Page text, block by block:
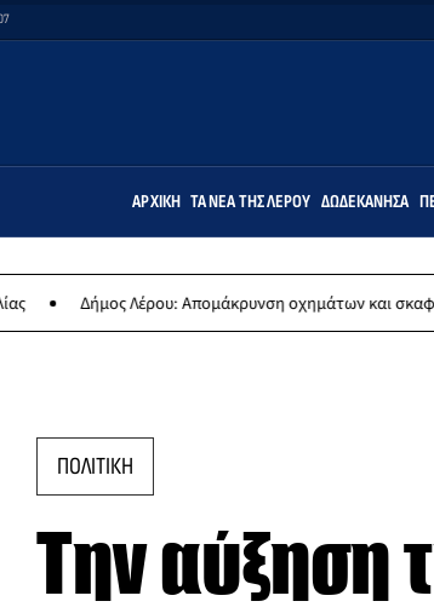
ΑΡΧΙΚΉ ΤΑ ΝΈΑ ΤΗΣ ΛΈΡΟΥ ΔΩΔΕΚΆΝΗΣΑ
Λέρου: Απομάκρυνση οχημάτων και σκαφών από το
ΠΟΛΙΤΙΚΗ
Την αύξηση